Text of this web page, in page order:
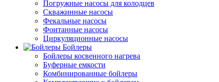
Погружные насосы для колодцев
Скважинные насосы
Фекальные насосы
Фонтанные насосы
Циркуляционные насосы
Бойлеры
Бойлеры косвенного нагрева
Буферные емкости
Комбинированные бойлеры